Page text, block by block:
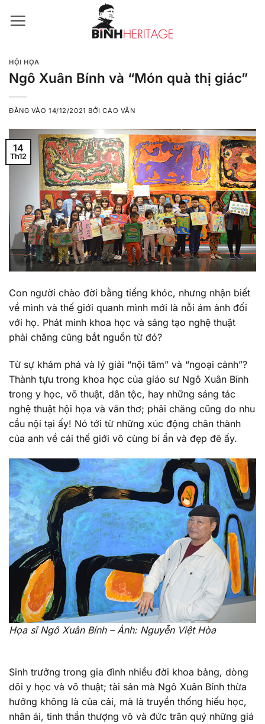
qua
HỘI HỌA
Ngô Xuân Bính và “Món quà thị giác”
ĐĂNG VÀO14/12/2021 BỞICAO VÂN
14
Th12
Con người chào đời bằng tiếng khóc, nhưng nhận biết
về mình và thế giới quanh mình mới là nỗi ám ảnh đối
với họ. Phát minh khoa học và sáng tạo nghệ thuật
phải chăng cũng bắt nguồn từ đó?
Từ sự khám phá và lý giải “nội tâm” và “ngoại cảnh”?
Thành tựu trong khoa học của giáo sư Ngô Xuân Bính
trong y học, võ thuật, dân tộc, hay những sáng tác
nghệ thuật hội họa và văn thơ; phải chăng cũng do nhu
cầu nội tại ấy! Nó tới từ những xúc động chân thành
của anh về cái thế giới vô cùng bí ẩn và đẹp đẽ ấy.
Họa sĩ Ngô Xuân Bính – Ảnh: Nguyễn Việt Hòa
Sinh trưởng trong gia đình nhiều đời khoa bảng, dòng
dõi y học và võ thuật; tài sản mà Ngô Xuân Bính thừa
hưởng không là của cải, mà là truyền thống hiếu học,
nhân ái, tinh thần thượng võ và đức trân quý những giá